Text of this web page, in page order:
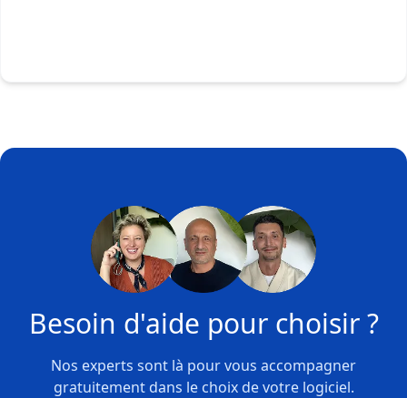
Besoin d'aide pour choisir ?
Nos experts sont là pour vous accompagner
gratuitement dans le choix de votre logiciel.